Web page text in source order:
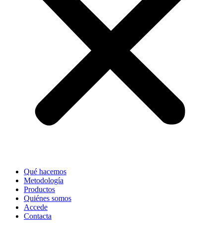
Qué hacemos
Metodología
Productos
Quiénes somos
Accede
Contacta